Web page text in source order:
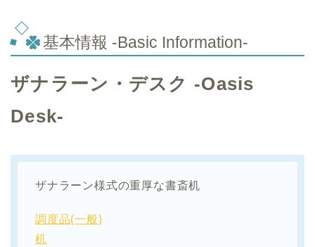
基本情報 -Basic Information-
ザナラーン・デスク -Oasis
Desk-
ザナラーン様式の重厚な書斎机
調度品(一般)
机